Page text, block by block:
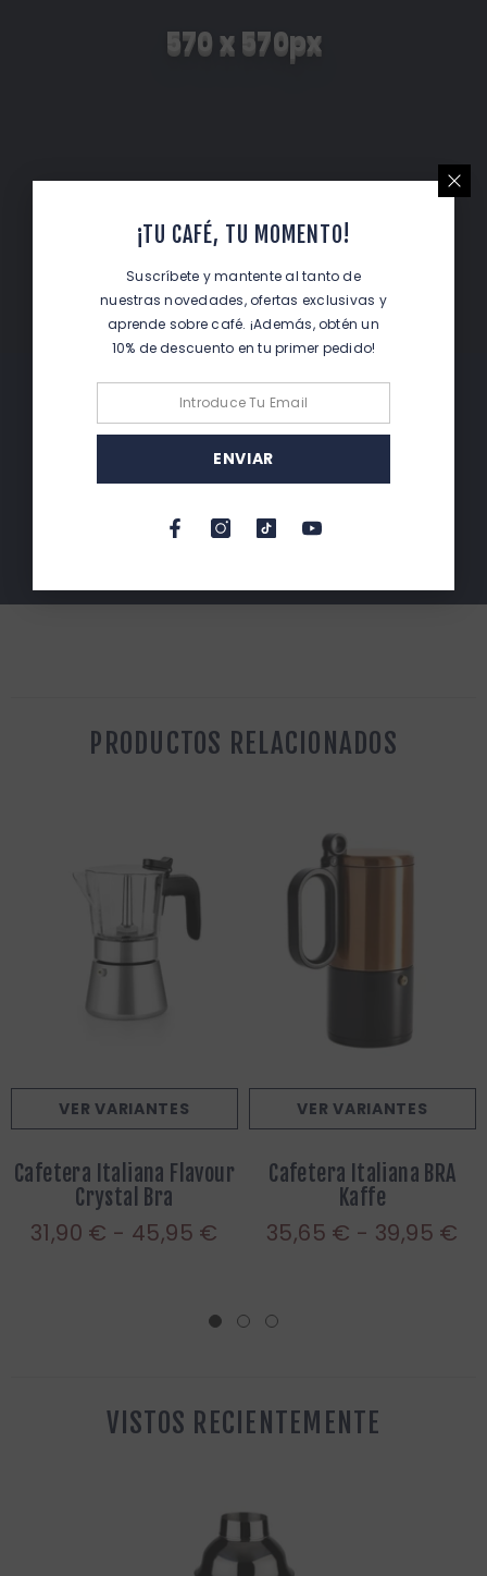
570 x 570px
¿TIENES DUDAS?
PRODUCTOS RELACIONADOS
VER VARIANTES
Cafetera Italiana Flavour
Crystal Bra
31,90 € - 45,95 €
VER VARIANTES
Cafetera Italiana BRA
Kaffe
35,65 € - 39,95 €
VISTOS RECIENTEMENTE
¡TU CAFÉ, TU MOMENTO!
Suscríbete y mantente al tanto de
nuestras novedades, ofertas exclusivas y
aprende sobre café. ¡Además, obtén un
10% de descuento en tu primer pedido!
ENVIAR